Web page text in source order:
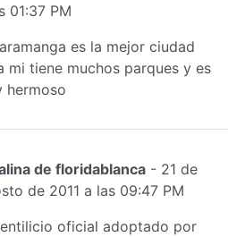
01:37 PM
es la mejor ciudad
mi tiene muchos parques y es
hermoso
de floridablanca - 21 de
de 2011 a las 09:47 PM
oficial adoptado por